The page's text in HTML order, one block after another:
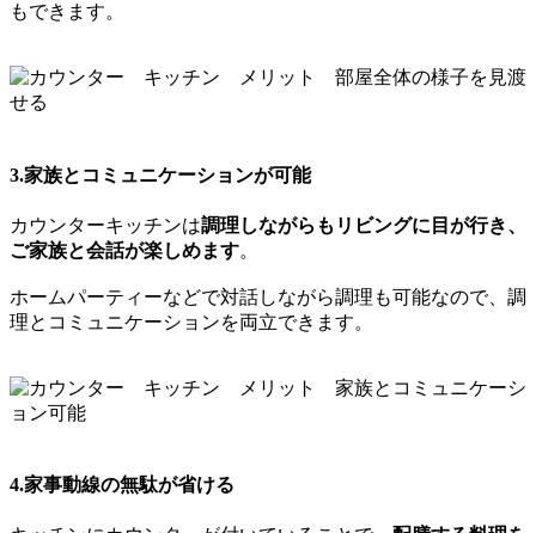
もできます。
3.家族とコミュニケーションが可能
カウンターキッチンは調理しながらもリビングに目が行き、
ご家族と会話が楽しめます。
ホームパーティーなどで対話しながら調理も可能なので、調
理とコミュニケーションを両立できます。
4.家事動線の無駄が省ける